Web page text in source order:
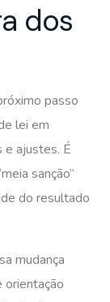
dos
passo
lei em
e ajustes. É
sanção”
do resultado
mudança
orientação